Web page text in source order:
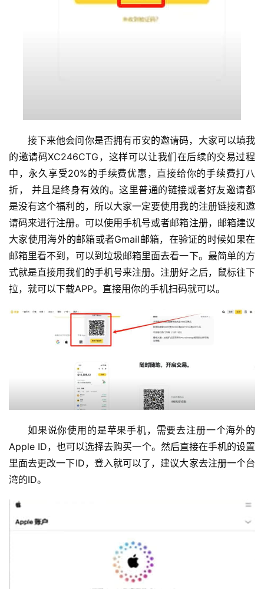
接下来他会问你是否拥有币安的邀请码，大家可以填我
的邀请码XC246CTG，这样可以让我们在后续的交易过程
中，永久享受20%的手续费优惠，直接给你的手续费打八
折， 并且是终身有效的。这里普通的链接或者好友邀请都
是没有这个福利的，所以大家一定要使用我的注册链接和邀
请码来进行注册。可以使用手机号或者邮箱注册，邮箱建议
大家使用海外的邮箱或者Gmail邮箱，在验证的时候如果在
邮箱里看不到，可以到垃圾邮箱里面去看一下。最简单的方
式就是直接用我们的手机号来注册。注册好之后，鼠标往下
拉，就可以下载APP。直接用你的手机扫码就可以。
如果说你使用的是苹果手机，需要去注册一个海外的
Apple ID，也可以选择去购买一个。然后直接在手机的设置
里面去更改一下ID，登入就可以了，建议大家去注册一个台
湾的ID。